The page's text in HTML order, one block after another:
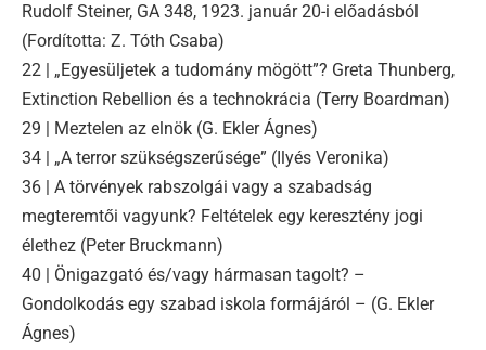
Rudolf Steiner, GA 348, 1923. január 20-i előadásból
(Fordította: Z. Tóth Csaba)
22 | „Egyesüljetek a tudomány mögött”? Greta Thunberg,
Extinction Rebellion és a technokrácia (Terry Boardman)
29 | Meztelen az elnök (G. Ekler Ágnes)
34 | „A terror szükségszerűsége” (Ilyés Veronika)
36 | A törvények rabszolgái vagy a szabadság
megteremtői vagyunk? Feltételek egy keresztény jogi
élethez (Peter Bruckmann)
40 | Önigazgató és/vagy hármasan tagolt? –
Gondolkodás egy szabad iskola formájáról – (G. Ekler
Ágnes)